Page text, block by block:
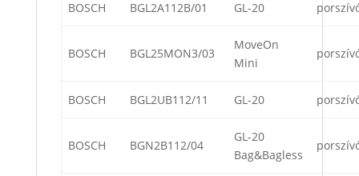
BOSCH BGL2A112B/01 GL-20
BOSCH BGL25MON3/03
MoveOn
Mini
BOSCH BGL2UB112/11 GL-20
BOSCH BGN2B112/04
GL-20
Bag&Bagless